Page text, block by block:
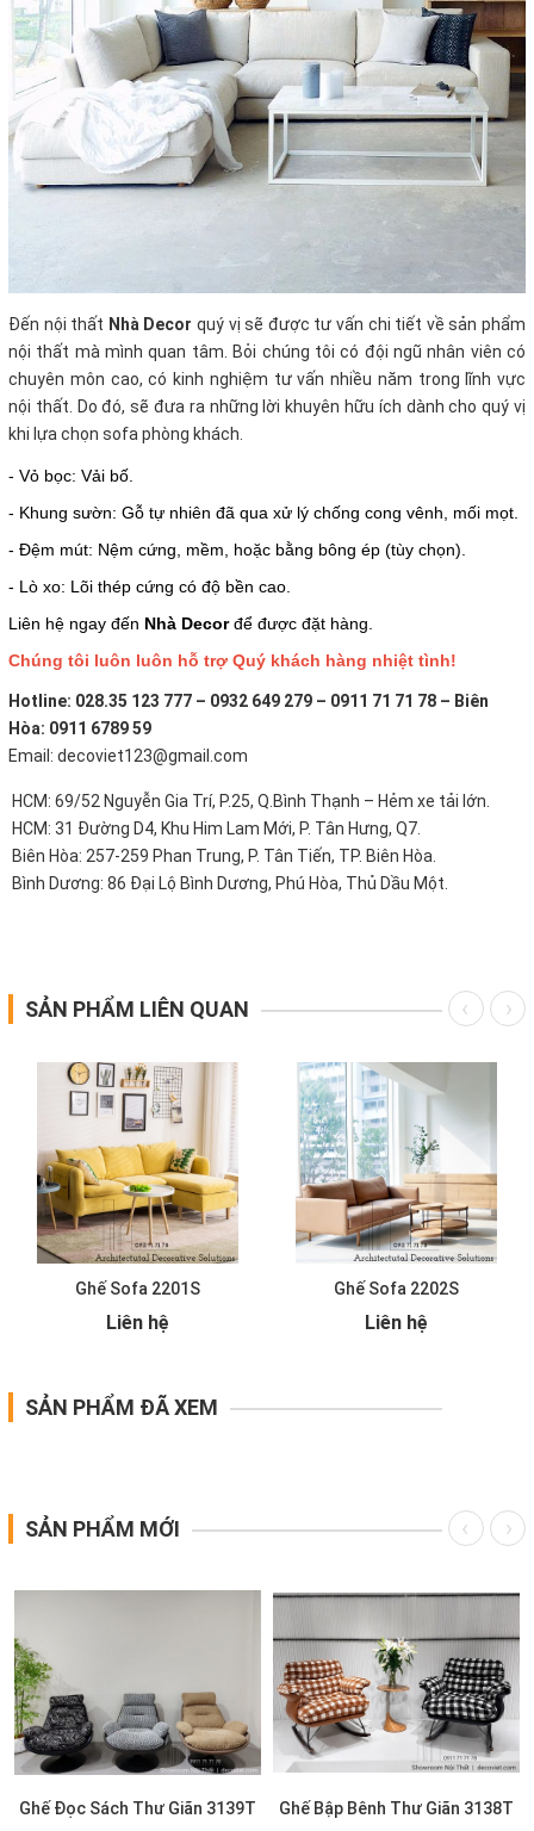
Đến nội thất Nhà Decorquý vị sẽ được tư vấn chi tiết về sản phẩm
nội thất mà mình quan tâm. Bỏi chúng tôi có đội ngũ nhân viên có
chuyên môn cao, có kinh nghiệm tư vấn nhiều năm trong lĩnh vực
nội thất. Do đó, sẽ đưa ra những lời khuyên hữu ích dành cho quý vị
khi lựa chọn sofa phòng khách.
- Vỏ bọc: Vải bố.
- Khung sườn: Gỗ tự nhiên đã qua xử lý chống cong vênh, mối mọt.
- Đệm mút: Nệm cứng, mềm, hoặc bằng bông ép (tùy chọn).
- Lò xo: Lõi thép cứng có độ bền cao.
Liên hệ ngay đến Nhà Decorđể được đặt hàng.
Chúng tôi luôn luôn hỗ trợ Quý khách hàng nhiệt tình!
Hotline: 028.35 123 777 – 0932 649 279 – 0911 71 71 78 – Biên
Hòa: 0911 6789 59
Email: decoviet123@gmail.com
HCM: 69/52 Nguyễn Gia Trí, P.25, Q.Bình Thạnh – Hẻm xe tải lớn.
HCM: 31 Đường D4, Khu Him Lam Mới, P. Tân Hưng, Q7.
Biên Hòa: 257-259 Phan Trung, P. Tân Tiến, TP. Biên Hòa.
Bình Dương: 86 Đại Lộ Bình Dương, Phú Hòa, Thủ Dầu Một.
SẢN PHẨM LIÊN QUAN
Ghế Sofa 2201S
Liên hệ
Ghế Sofa 2202S
Liên hệ
SẢN PHẨM ĐÃ XEM
SẢN PHẨM MỚI
Ghế Đọc Sách Thư Giãn 3139T
Ghế Bập Bênh Thư Giãn 3138T